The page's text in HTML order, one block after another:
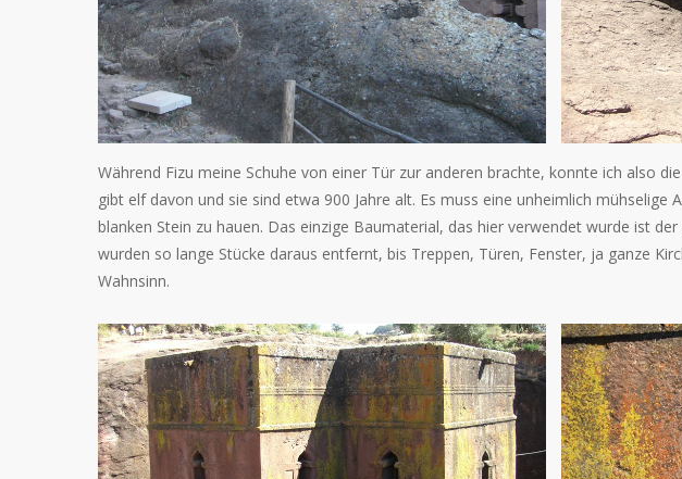
Während Fizu meine Schuhe von einer Tür zur anderen brachte, konnte ich also
gibt elf davon und sie sind etwa 900 Jahre alt. Es muss eine unheimlich mühselige
blanken Stein zu hauen. Das einzige Baumaterial, das hier verwendet wurde ist
wurden so lange Stücke daraus entfernt, bis Treppen, Türen, Fenster, ja ganze
Wahnsinn.